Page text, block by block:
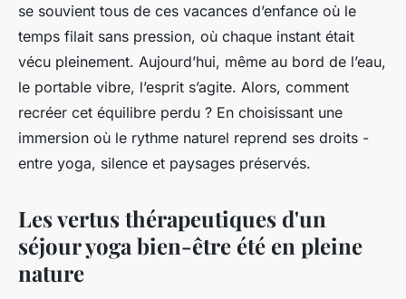
se souvient tous de ces vacances d’enfance où le
temps filait sans pression, où chaque instant était
vécu pleinement. Aujourd’hui, même au bord de l’eau,
le portable vibre, l’esprit s’agite. Alors, comment
recréer cet équilibre perdu ? En choisissant une
immersion où le rythme naturel reprend ses droits -
entre yoga, silence et paysages préservés.
Les vertus thérapeutiques d'un
séjour yoga bien-être été en pleine
nature